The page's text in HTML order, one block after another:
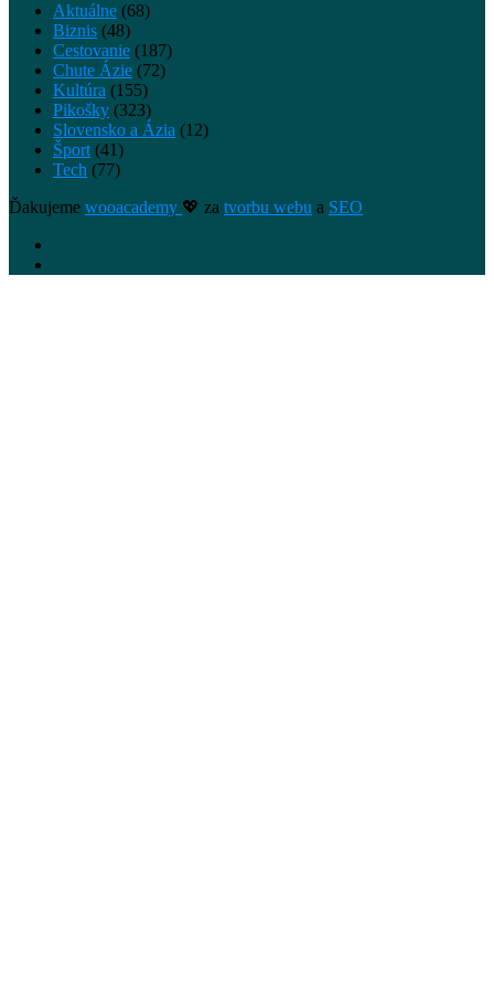
Aktuálne (68)
Biznis (48)
Cestovanie (187)
Chute Ázie (72)
Kultúra (155)
Pikošky (323)
Slovensko a Ázia (12)
Šport (41)
Tech (77)
Ďakujeme wooacademy 💖 za tvorbu webu a SEO